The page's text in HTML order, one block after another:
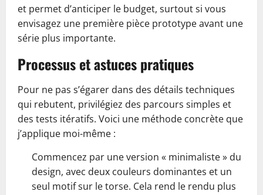
et permet d’anticiper le budget, surtout si vous
envisagez une première pièce prototype avant une
série plus importante.
Processus et astuces pratiques
Pour ne pas s’égarer dans des détails techniques
qui rebutent, privilégiez des parcours simples et
des tests itératifs. Voici une méthode concrète que
j’applique moi-même :
Commencez par une version « minimaliste » du
design, avec deux couleurs dominantes et un
seul motif sur le torse. Cela rend le rendu plus